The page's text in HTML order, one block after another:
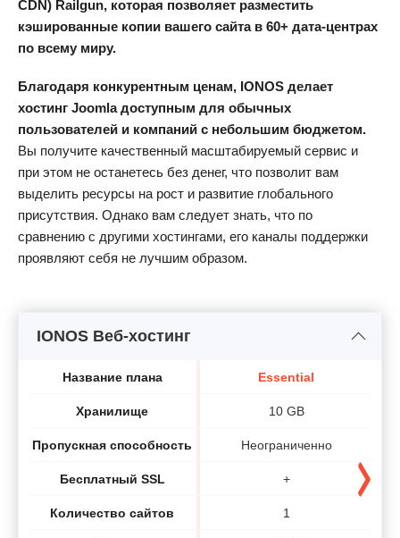
CDN) Railgun, которая позволяет разместить
кэшированные копии вашего сайта в 60+ дата-центрах
по всему миру.
Благодаря конкурентным ценам, IONOS делает
хостинг Joomla доступным для обычных
пользователей и компаний с небольшим бюджетом.
Вы получите качественный масштабируемый сервис и
при этом не останетесь без денег, что позволит вам
выделить ресурсы на рост и развитие глобального
присутствия. Однако вам следует знать, что по
сравнению с другими хостингами, его каналы поддержки
проявляют себя не лучшим образом.
IONOS Веб-хостинг
Название плана
Хранилище
Пропускная способность
Бесплатный SSL
Количество сайтов
Essential
10 GB
Неограниченно
+
1